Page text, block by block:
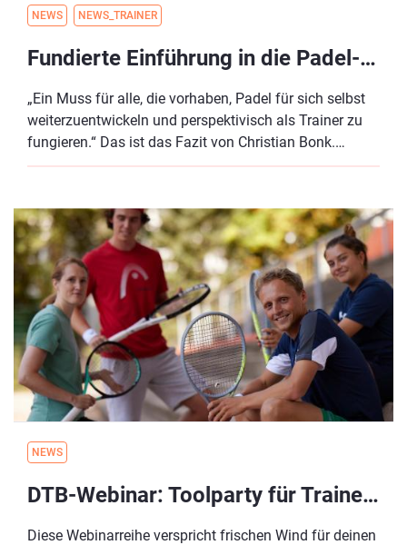
NEWS NEWS_TRAINER
Fundierte Einführung in die Padel-Grundbegriffe mit hohem Spaßfaktor - Die DTB Padel-Ausbildung
„Ein Muss für alle, die vorhaben, Padel für sich selbst
weiterzuentwickeln und perspektivisch als Trainer zu
fungieren.“ Das ist das Fazit von Christian Bonk.
Erfahre, wie der Lehrgang aufgebaut ist, was dich als
Informationen findest.
NEWS
DTB-Webinar: Toolparty für Trainer:innen - Fast-Learning & DTB Tennis-Sportabzeichen
Diese Webinarreihe verspricht frischen Wind für deinen